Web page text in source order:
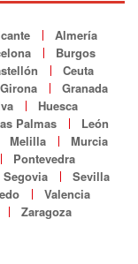
Almería
Burgos
Ceuta
Girona
Granada
Huesca
Palmas
León
Melilla
Murcia
Pontevedra
Segovia
Sevilla
Valencia
Zaragoza